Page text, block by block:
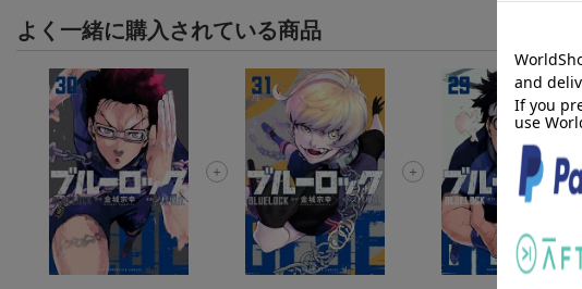
よく一緒に購入されている商品